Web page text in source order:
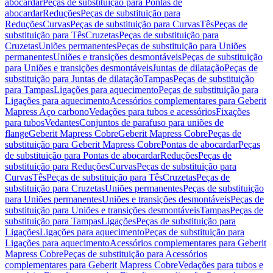
abocardarPeças de substituição para Pontas de
abocardarReduçõesPeças de substituição para
ReduçõesCurvasPeças de substituição para CurvasTêsPeças de
substituição para TêsCruzetasPeças de substituição para
CruzetasUniões permanentesPeças de substituição para Uniões
permanentesUniões e transições desmontáveisPeças de substituição
para Uniões e transições desmontáveisJuntas de dilataçãoPeças de
substituição para Juntas de dilataçãoTampasPeças de substituição
para TampasLigações para aquecimentoPeças de substituição para
Ligações para aquecimentoAcessórios complementares para Geberit
Mapress Aço carbonoVedações para tubos e acessóriosFixações
para tubosVedantesConjuntos de parafuso para uniões de
flangeGeberit Mapress CobreGeberit Mapress CobrePeças de
substituição para Geberit Mapress CobrePontas de abocardarPeças
de substituição para Pontas de abocardarReduçõesPeças de
substituição para ReduçõesCurvasPeças de substituição para
CurvasTêsPeças de substituição para TêsCruzetasPeças de
substituição para CruzetasUniões permanentesPeças de substituição
para Uniões permanentesUniões e transições desmontáveisPeças de
substituição para Uniões e transições desmontáveisTampasPeças de
substituição para TampasLigaçõesPeças de substituição para
LigaçõesLigações para aquecimentoPeças de substituição para
Ligações para aquecimentoAcessórios complementares para Geberit
Mapress CobrePeças de substituição para Acessórios
complementares para Geberit Mapress CobreVedações para tubos e